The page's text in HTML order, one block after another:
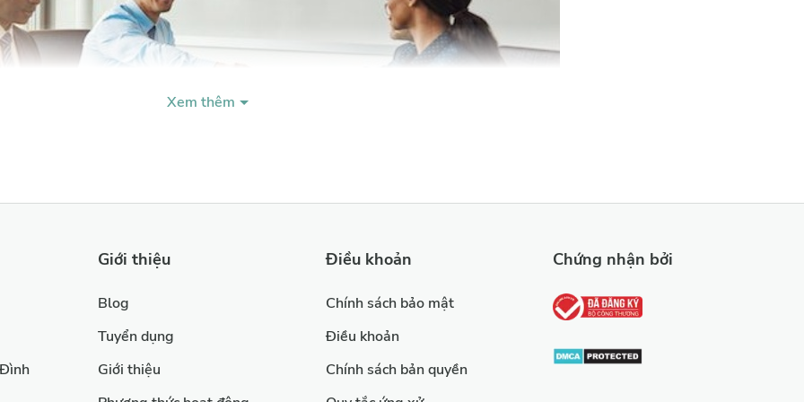
tư Novotel Villas and Resort * Kế toán trưởng kiêm trưởng
phòng tài chính tại CEO Groups Phú Kiên Phú Quốc - CĐT
Condotel Best Western Premier Phú Quốc. * Trưởng phòng
Holdings. Nếu bạn là chủ doanh nghiệp đang gặp khó khăn
gặp phải:
khi dòng tiền bị ngắt quãng, gây khó khăn trong việc thanh toán và duy trì hoạt động. Chẳng hạn, một doanh nghiệp
đều từ các khách hàng, gây khó khăn trong việc chi trả cho nhà cung cấp, nhân viên, và chi phí hoạt động khác. Trong
Xem thêm
Giới thiệu
Blog
Tuyển dụng
Giới thiệu
Điều khoản
Chính sách bảo mật
Điều khoản
Chính sách bản quyền
Chứng nhận bởi